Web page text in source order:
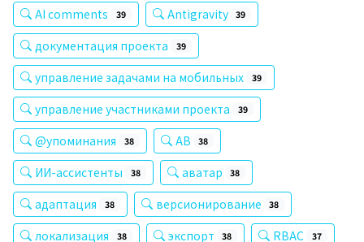
AI comments 39 Antigravity 39
документация проекта 39
управление задачами на мобильных 39
управление участниками проекта 39
@упоминания 38 AB 38
ИИ-ассистенты 38 аватар 38
адаптация 38 версионирование 38
локализация 38 экспорт 38 RBAC 37